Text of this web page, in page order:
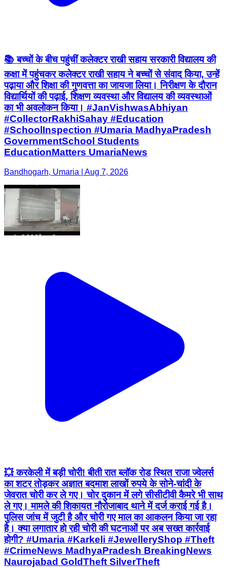
📚 बच्चों के बीच पहुंचीं कलेक्टर राखी सहाय सरकारी विद्यालय की
कक्षा में पहुंचकर कलेक्टर राखी सहाय ने बच्चों से संवाद किया, उन्हें
पढ़ाया और शिक्षा की गुणवत्ता का जायजा लिया। निरीक्षण के दौरान
विद्यार्थियों की पढ़ाई, शिक्षण व्यवस्था और विद्यालय की व्यवस्थाओं
का भी अवलोकन किया। #JanVishwasAbhiyan
#CollectorRakhiSahay #Education
#SchoolInspection #Umaria MadhyaPradesh
GovernmentSchool Students
EducationMatters UmariaNews
Bandhogarh, Umaria | Aug 7, 2026
💥 करकेली में बड़ी चोरी! बीती रात ब्लॉक रोड स्थित राजा ज्वेलर्स
का शटर तोड़कर अज्ञात बदमाश लाखों रुपये के सोने-चांदी के
जेवरात चोरी कर ले गए। चोर दुकान में लगे सीसीटीवी कैमरे भी साथ
ले गए। मामले की शिकायत नौरोजाबाद थाने में दर्ज कराई गई है।
पुलिस जांच में जुटी है और चोरी गए माल का आकलन किया जा रहा
है। क्या लगातार हो रही चोरी की घटनाओं पर अब सख्त कार्रवाई
होगी? #Umaria #Karkeli #JewelleryShop #Theft
#CrimeNews MadhyaPradesh BreakingNews
Naurojabad GoldTheft SilverTheft